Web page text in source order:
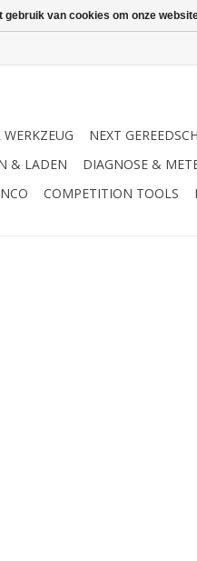
NEXT
& LADEN DIAGNOSE &
COMPETITION TOOLS
van cookies om onze